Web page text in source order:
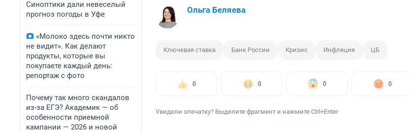
Синоптики дали невеселый
прогноз погоды в Уфе
«Молоко здесь почти никто
не видит». Как делают
продукты, которые вы
покупаете каждый день:
репортаж с фото
Почему так много скандалов
из-за ЕГЭ? Академик — об
особенности приемной
кампании — 2026 и новой
Ольга Беляева
Ключевая ставка Банк России Кризис Инфляция ЦБ
0 0 0 0
Увидели опечатку? Выделите фрагмент и нажмите Ctrl+Enter